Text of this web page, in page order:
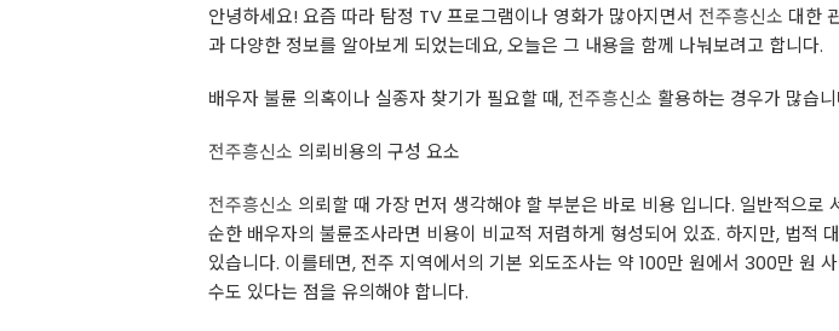
안녕하세요! 요즘 따라 탐정 TV 프로그램이나 영화가 많아지면서 전주흥신소 대한
과 다양한 정보를 알아보게 되었는데요, 오늘은 그 내용을 함께 나눠보려고 합니다.
배우자 불륜 의혹이나 실종자 찾기가 필요할 때, 전주흥신소 활용하는 경우가 많습
전주흥신소 의뢰비용의 구성 요소
전주흥신소 의뢰할 때 가장 먼저 생각해야 할 부분은 바로 비용 입니다. 일반적으
순한 배우자의 불륜조사라면 비용이 비교적 저렴하게 형성되어 있죠. 하지만, 법적
있습니다. 이를테면, 전주 지역에서의 기본 외도조사는 약 100만 원에서 300만 원
수도 있다는 점을 유의해야 합니다.